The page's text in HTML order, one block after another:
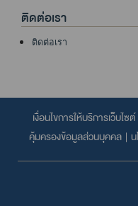
ติดต่อเรา
ติดต่อเรา
เงื่อนไขการให้บริการเว็บไซ
คุ้มครองข้อมูลส่วนบุคคล |